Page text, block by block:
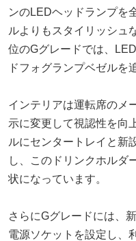
ンのLEDヘッドランプを
ルよりもスタイリッシュ
位のGグレードでは、
ドフォグランプベゼルを
インテリアは運転席のメ
示に変更して視認性を向
ルにセンタートレイと新
し、このドリンクホルダ
状になっています。
さらにGグレードには、
電源ソケットを設定し、